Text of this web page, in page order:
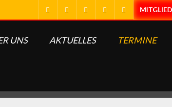
UNS AKTUELLES TERMINE